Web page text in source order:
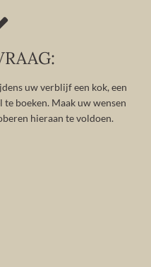
uw verblijf een kok, een
boeken. Maak uw wensen
hieraan te voldoen.